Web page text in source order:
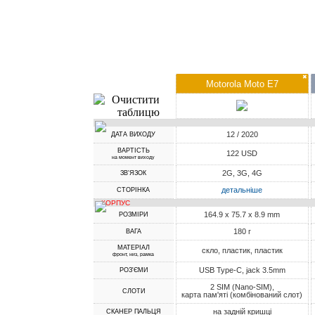
✖
Motorola Moto E7
ДАТА ВИХОДУ 12 / 2020
ВАРТІСТЬ
на момент виходу 122 USD
ЗВ'ЯЗОК 2G, 3G, 4G
СТОРІНКА детальніше
КОРПУС
РОЗМІРИ 164.9 x 75.7 x 8.9 mm
ВАГА 180 г
МАТЕРІАЛ
фронт, низ, рамка скло, пластик, пластик
РОЗ'ЄМИ USB Type-C, jack 3.5mm
СЛОТИ
2 SIM (Nano-SIM),
карта пам'яті (комбінований слот)
СКАНЕР ПАЛЬЦЯ на задній кришці